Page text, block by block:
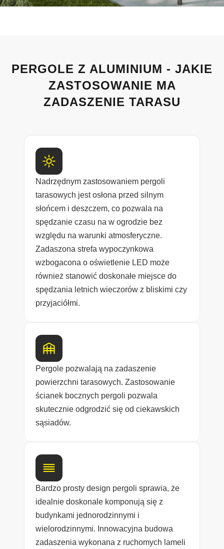
PERGOLE Z ALUMINIUM - JAKIE
ZASTOSOWANIE MA
ZADASZENIE TARASU
Nadrzędnym zastosowaniem pergoli
tarasowych jest osłona przed silnym
słońcem i deszczem, co pozwala na
spędzanie czasu na w ogrodzie bez
względu na warunki atmosferyczne.
Zadaszona strefa wypoczynkowa
wzbogacona o oświetlenie LED może
również stanowić doskonałe miejsce do
spędzania letnich wieczorów z bliskimi czy
przyjaciółmi.
Pergole pozwalają na zadaszenie
powierzchni tarasowych. Zastosowanie
ścianek bocznych pergoli pozwala
skutecznie odgrodzić się od ciekawskich
sąsiadów.
Bardzo prosty design pergoli sprawia, że
idealnie doskonale komponują się z
budynkami jednorodzinnymi i
wielorodzinnymi. Innowacyjna budowa
zadaszenia wykonana z ruchomych lameli